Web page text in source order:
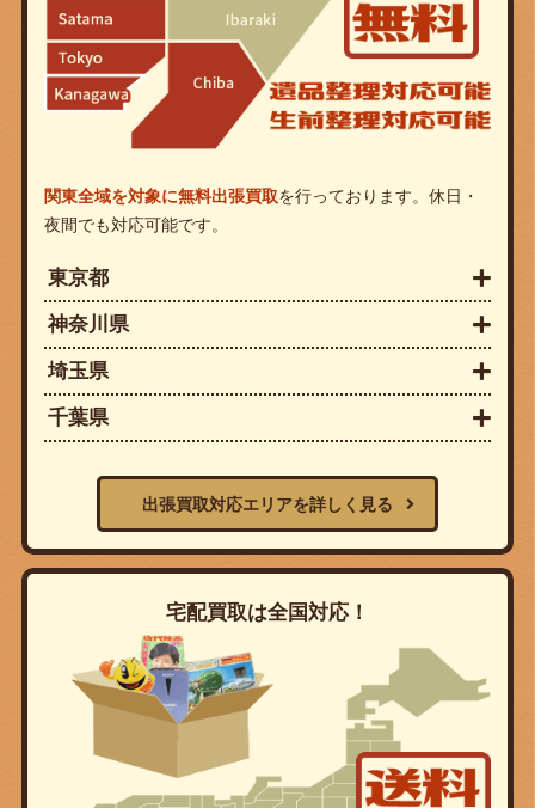
関東全域を対象に無料出張買取を行っております。休日・
夜間でも対応可能です。
東京都
神奈川県
埼玉県
千葉県
出張買取対応エリアを詳しく見る
宅配買取は全国対応！